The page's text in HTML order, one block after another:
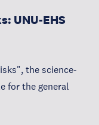
UNU-EHS
the science-
for the general